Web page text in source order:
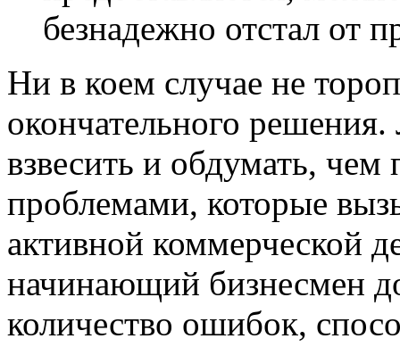
безнадежно отстал от
Ни в коем случае не
окончательного
взвесить и обдумать, чем
проблемами, которые
активной коммерческой
начинающий бизнесмен
количество ошибок,